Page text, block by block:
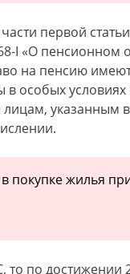
первой
I «О пенсионном
на пенсию
особых условиях
указанным в
покупке жилья
то по достижении